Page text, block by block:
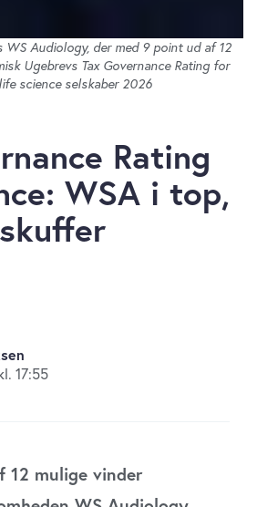
Rating
WSA i top,
17:55
WS Audiology, der med 9 point ud af 12
Ugebrevs Tax Governance Rating for
science selskaber 2026
12 mulige vinder